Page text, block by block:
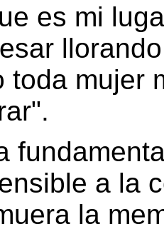
es mi
toda mujer
a la
la